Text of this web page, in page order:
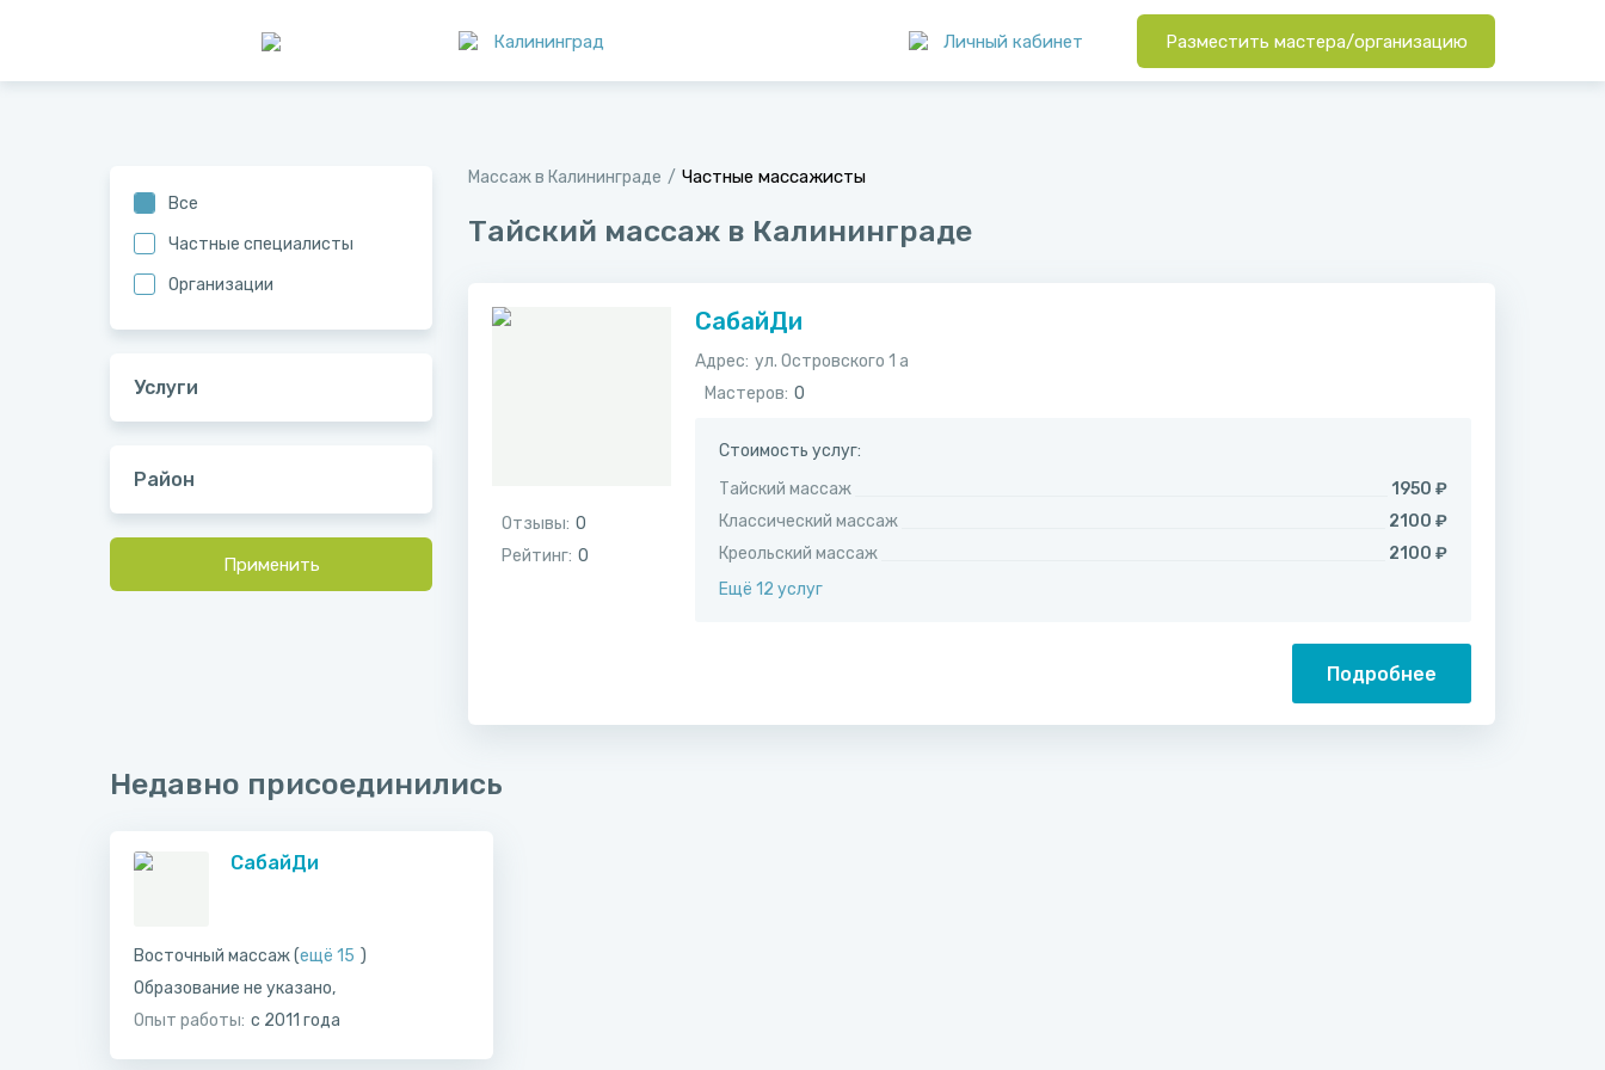
Калининград Личный кабинет Разместить мастера/организацию
Все
Частные специалисты
Организации
Услуги
Район
Применить
Массаж в Калининграде Частные массажисты
Тайский массаж в Калининграде
Отзывы: 0
Рейтинг: 0
СабайДи
Адрес: ул. Островского 1 а
Мастеров: 0
Стоимость услуг:
Тайский массаж
1950 ₽
Классический массаж
2100 ₽
Креольский массаж
2100 ₽
Ещё 12 услуг
Подробнее
Недавно присоединились
СабайДи
Восточный массаж (ещё 15 )
Образование не указано,
Опыт работы: с 2011 года